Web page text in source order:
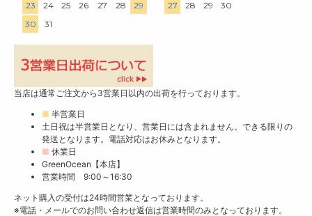
23
24 25 26 27 28
29
30
31
27
28 29 30
当店は通常ご注文から3営業日以内の出荷を行っております。
■ 半営業日
土日祝は半営業日となり、営業日には含まれません。できる限りの
発送となります。電話対応はお休みとなります。
■ 休業日
GreenOcean【本店】
営業時間 9:00～16:30
ネット購入の受付は24時間営業となっております。
※電話・メールでのお問い合わせ返信は営業時間のみとなっております。